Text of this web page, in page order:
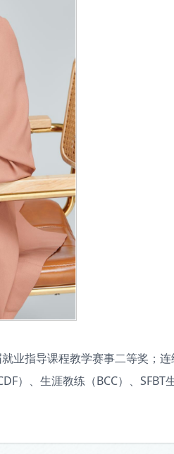
业指导课程教学赛事二等奖；连
）、生涯教练（BCC）、SFBT